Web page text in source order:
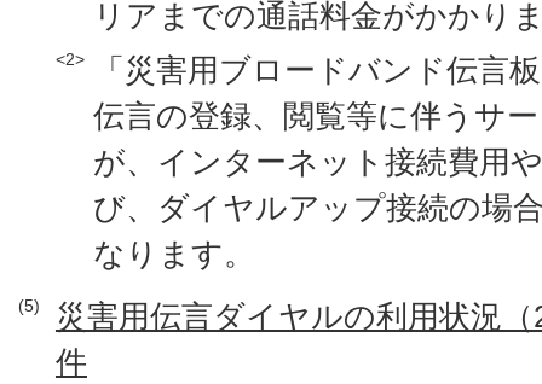
リアまでの通話料金がかかり
<2>
「災害用ブロードバンド伝言
伝言の登録、閲覧等に伴うサ
が、インターネット接続費用
び、ダイヤルアップ接続の場
なります。
(5)
災害用伝言ダイヤルの利用状況
件